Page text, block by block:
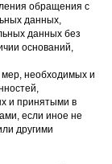
обращения с
данных,
данных без
оснований,
необходимых и
и принятыми в
если иное не
другими